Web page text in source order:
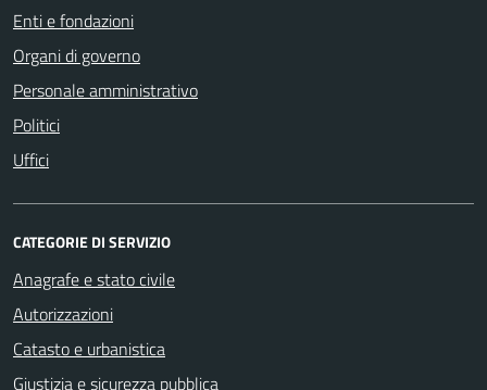
Enti e fondazioni
Organi di governo
Personale amministrativo
Politici
Uffici
CATEGORIE DI SERVIZIO
Anagrafe e stato civile
Autorizzazioni
Catasto e urbanistica
Giustizia e sicurezza pubblica